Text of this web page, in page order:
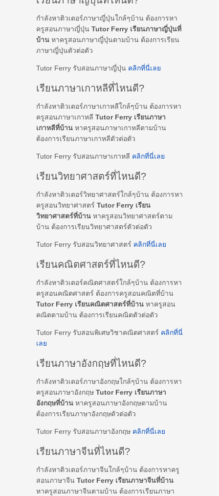
กำลังหาติวเตอร์ภาษาญี่ปุ่นใกล้ๆบ้าน ต้องการหา
ครูสอนภาษาญี่ปุ่น Tutor Ferry เรียนภาษาญี่ปุ่นที่
บ้าน หาครูสอนภาษาญี่ปุ่นตามบ้าน ต้องการเรียน
ภาษาญี่ปุ่นตัวต่อตัว
Tutor Ferry รับสอนภาษาญี่ปุ่น คลิกที่นี่เลย
เรียนภาษาเกาหลีที่ไหนดี?
กำลังหาติวเตอร์ภาษาเกาหลีใกล้ๆบ้าน ต้องการหา
ครูสอนภาษาเกาหลี Tutor Ferry เรียนภาษา
เกาหลีที่บ้าน หาครูสอนภาษาเกาหลีตามบ้าน
ต้องการเรียนภาษาเกาหลีตัวต่อตัว
Tutor Ferry รับสอนภาษาเกาหลี คลิกที่นี่เลย
เรียนวิทยาศาสตร์ที่ไหนดี?
กำลังหาติวเตอร์วิทยาศาสตร์ใกล้ๆบ้าน ต้องการหา
ครูสอนวิทยาศาสตร์ Tutor Ferry เรียน
วิทยาศาสตร์ที่บ้าน หาครูสอนวิทยาศาสตร์ตาม
บ้าน ต้องการเรียนวิทยาศาสตร์ตัวต่อตัว
Tutor Ferry รับสอนวิทยาศาสตร์ คลิกที่นี่เลย
เรียนคณิตศาสตร์ที่ไหนดี?
กำลังหาติวเตอร์คณิตศาสตร์ใกล้ๆบ้าน ต้องการหา
ครูสอนคณิตศาสตร์ ต้องการครูสอนคณิตที่บ้าน
Tutor Ferry เรียนคณิตศาสตร์ที่บ้าน หาครูสอน
คณิตตามบ้าน ต้องการเรียนคณิตตัวต่อตัว
Tutor Ferry รับสอนพิเศษวิชาคณิตศาสตร์ คลิกที่นี่
เลย
เรียนภาษาอังกฤษที่ไหนดี?
กำลังหาติวเตอร์ภาษาอังกฤษใกล้ๆบ้าน ต้องการหา
ครูสอนภาษาอังกฤษ Tutor Ferry เรียนภาษา
อังกฤษที่บ้าน หาครูสอนภาษาอังกฤษตามบ้าน
ต้องการเรียนภาษาอังกฤษตัวต่อตัว
Tutor Ferry รับสอนภาษาอังกฤษ คลิกที่นี่เลย
เรียนภาษาจีนที่ไหนดี?
กำลังหาติวเตอร์ภาษาจีนใกล้ๆบ้าน ต้องการหาครู
สอนภาษาจีน Tutor Ferry เรียนภาษาจีนที่บ้าน
หาครูสอนภาษาจีนตามบ้าน ต้องการเรียนภาษา